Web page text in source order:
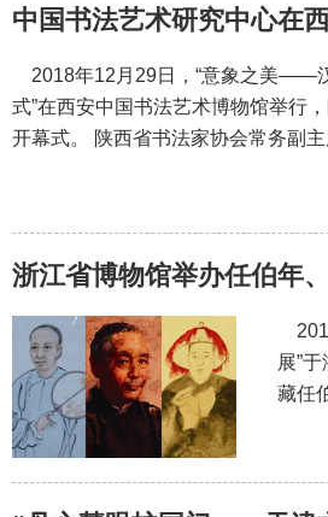
中国书法艺术研究中心在
2018年12月29日，“意象之美——
式”在西安中国书法艺术博物馆举行
开幕式。 陕西省书法家协会常务副
浙江省博物馆举办任伯年
展”
藏任